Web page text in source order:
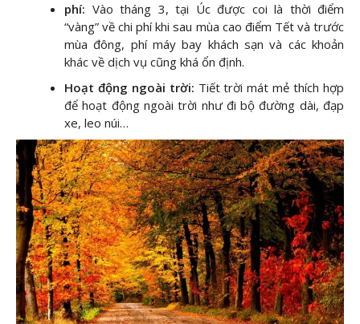
phí: Vào tháng 3, tại Úc được coi là thời điểm
“vàng” về chi phí khi sau mùa cao điểm Tết và trước
mùa đông, phí máy bay khách sạn và các khoản
khác về dịch vụ cũng khá ổn định.
Hoạt động ngoài trời: Tiết trời mát mẻ thích hợp
để hoạt động ngoài trời như đi bộ đường dài, đạp
xe, leo núi…